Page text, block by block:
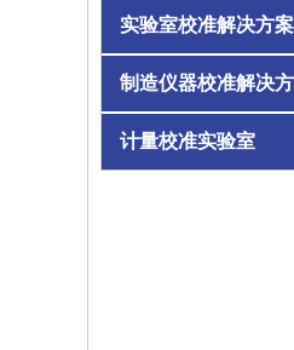
实验室校准解决方案
制造仪器校准解决
计量校准实验室